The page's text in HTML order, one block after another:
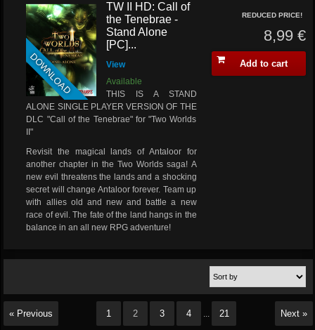
DOWNLOAD
TW II HD: Call of
the Tenebrae -
Stand Alone
[PC]...
View
Available
THIS IS A STAND
ALONE SINGLE PLAYER VERSION OF THE
DLC "Call of the Tenebrae" for "Two Worlds
II"
Revisit the magical lands of Antaloor for
another chapter in the Two Worlds saga! A
new evil threatens the lands and a shocking
secret will change Antaloor forever. Team up
with allies old and new and battle a new
race of evil. The fate of the land hangs in the
balance in an all new RPG adventure!
REDUCED PRICE!
8,99 €
Add to cart
« Previous 1 2 3 4 ... 21 Next »